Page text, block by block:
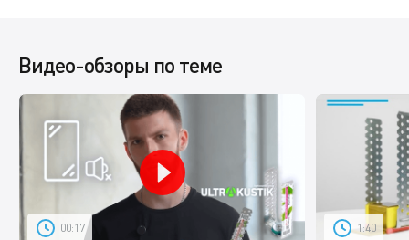
Видео-обзоры по теме
00:17 1:40